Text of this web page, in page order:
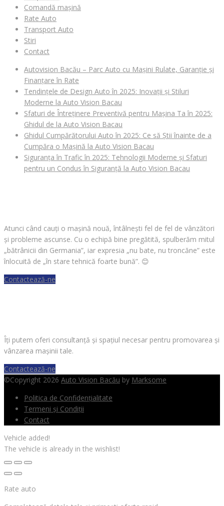
Comandă mașină
Rate Auto
Transport Auto
Stiri
Contact
Autovision Bacău – Parc Auto cu Mașini Rulate, Garanție și
Finanțare în Rate
Tendințele de Design Auto în 2025: Inovații și Stiluri
Moderne la Auto Vision Bacau
Sfaturi de Întreținere Preventivă pentru Mașina Ta în 2025:
Ghidul de la Auto Vision Bacau
Ghidul Cumpărătorului Auto în 2025: Ce să Știi înainte de a
Cumpăra o Mașină la Auto Vision Bacau
Siguranța în Trafic în 2025: Tehnologii Moderne și Sfaturi
pentru un Condus în Siguranță la Auto Vision Bacau
Atunci când cauți o mașină nouă, întâlnești fel de fel de vânzători
și probleme ascunse. Cu o echipă bine pregătită, spulberăm mitul
„bătrânicii din Germania”, iar expresia „nu bate, nu troncăne” este
înlocuită de „în stare tehnică foarte bună”. 😊
Contactează-ne
Îți putem oferi consultanță și spațiul necesar pentru promovarea și
vânzarea mașinii tale.
Contactează-ne
©Copyright 2026 Auto Vision Bacău by Marksome
Politica de Confidențialitate
Termeni și Condiții
Contact
Vehicle added!
The vehicle is already in the wishlist!
Rate auto